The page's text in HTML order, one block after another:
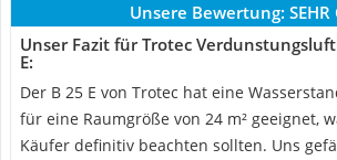
Unsere Bewertung: SEHR
Unser Fazit für Trotec
E:
Der B 25 E von Trotec hat eine
für eine Raumgröße von 24 m² geeignet,
Käufer definitiv beachten sollten. Uns